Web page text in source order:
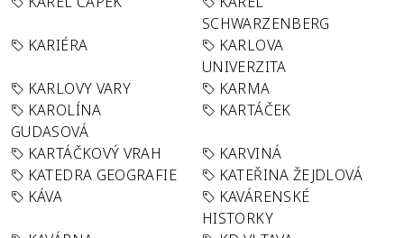
SCHWARZENBERG
KARIÉRA
KARLOVA
UNIVERZITA
KARLOVY VARY
KARMA
KAROLÍNA
GUDASOVÁ
KARTÁČEK
KARTÁČKOVÝ VRAH
KARVINÁ
KATEDRA GEOGRAFIE
KATEŘINA ŽEJDLOVÁ
KÁVA
KAVÁRENSKÉ
HISTORKY